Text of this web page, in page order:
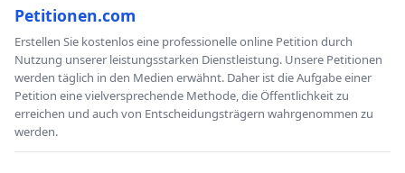
Petitionen.com
Erstellen Sie kostenlos eine professionelle online Petition durch
Nutzung unserer leistungsstarken Dienstleistung. Unsere Petitionen
werden täglich in den Medien erwähnt. Daher ist die Aufgabe einer
Petition eine vielversprechende Methode, die Öffentlichkeit zu
erreichen und auch von Entscheidungsträgern wahrgenommen zu
werden.